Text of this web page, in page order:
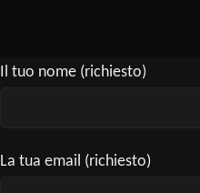
Il tuo nome (richiesto)
La tua email (richiesto)